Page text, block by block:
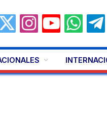
X
InstagramYouTubeWhatsApp